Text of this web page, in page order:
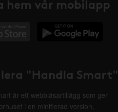
hem vår mobilapp
"Handla Smart"
är ett webbläsartillägg som ger
i en minifierad version,